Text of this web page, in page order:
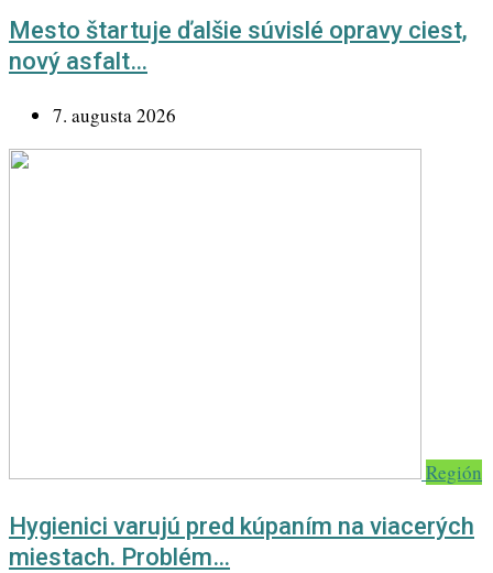
Mesto štartuje ďalšie súvislé opravy ciest,
nový asfalt…
7. augusta 2026
Región
Hygienici varujú pred kúpaním na viacerých
miestach. Problém…